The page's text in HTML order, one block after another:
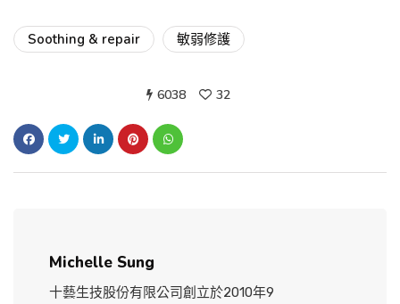
Soothing & repair 敏弱修護
6038 32
Michelle Sung
十藝生技股份有限公司創立於2010年9